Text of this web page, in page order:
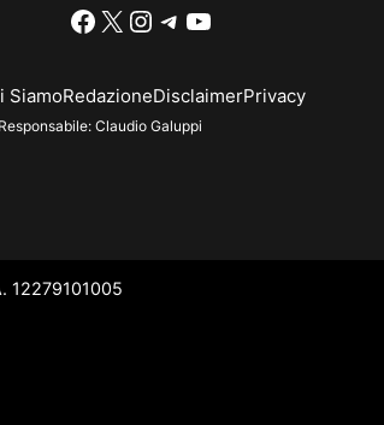
Facebook
X Instagram
Telegram
YouTube
SiamoRedazioneDisclaimerPrivacy
Claudio Galuppi
12279101005